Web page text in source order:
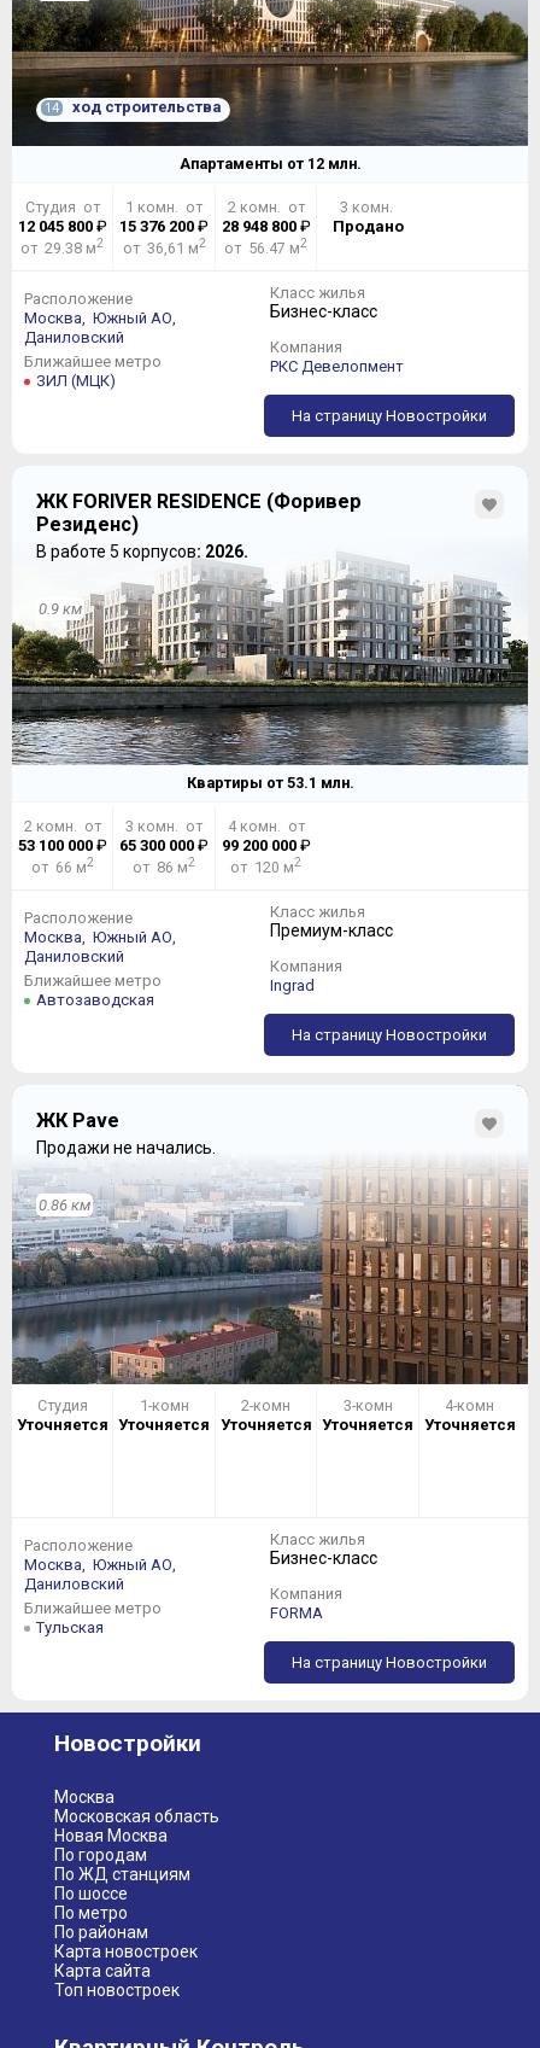
14 ход строительства
Апартаменты от 12млн.
Студия от
12 045 800₽
от 29.38 м2
1 комн. от
15 376 200 ₽
от 36,61 м2
2 комн. от
28 948 800₽
от 56.47 м2
3 комн.
Продано
Расположение
Москва,
Южный АО,
Даниловский
Ближайшее метро
ЗИЛ (МЦК)
Класс жилья
Бизнес-класс
Компания
РКС Девелопмент
На страницу Новостройки
ЖК FORIVER RESIDENCE (Форивер
Резиденс)
В работе 5 корпусов: 2026.
0.9 км
Квартиры от 53.1 млн.
2 комн. от
53 100 000₽
от 66 м2
3 комн. от
65 300 000 ₽
от 86 м2
4 комн. от
99 200 000₽
от 120 м2
Расположение
Москва,
Южный АО,
Даниловский
Ближайшее метро
Автозаводская
Класс жилья
Премиум-класс
Компания
Ingrad
На страницу Новостройки
ЖК Pave
Продажи не начались.
0.86 км
Студия
Уточняется
1-комн
Уточняется
2-комн
Уточняется
3-комн
Уточняется
4-комн
Уточняется
Расположение
Москва,
Южный АО,
Даниловский
Ближайшее метро
Тульская
Класс жилья
Бизнес-класс
Компания
FORMA
На страницу Новостройки
Новостройки
Москва
Московская область
Новая Москва
По городам
По ЖД станциям
По шоссе
По метро
По районам
Карта новостроек
Карта сайта
Топ новостроек